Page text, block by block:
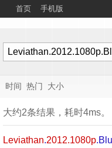
首页 手机版
时间 热门 大小
大约2条结果，耗时4ms。
Leviathan.2012.1080p